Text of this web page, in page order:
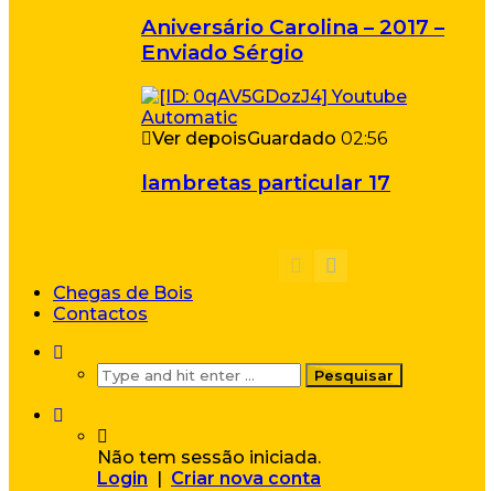
Aniversário Carolina – 2017 –
Enviado Sérgio
Ver depoisGuardado 02:56
lambretas particular 17
Chegas de Bois
Contactos
Não tem sessão iniciada.
Login
Criar nova conta